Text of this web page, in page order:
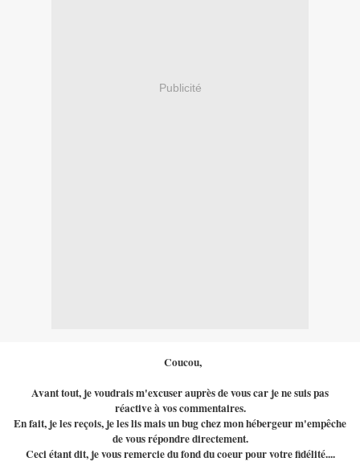
Publicité
Coucou,
Avant tout, je voudrais m'excuser auprès de vous car je ne suis pas
réactive à vos commentaires.
En fait, je les reçois, je les lis mais un bug chez mon hébergeur m'empêche
de vous répondre directement.
Ceci étant dit, je vous remercie du fond du coeur pour votre fidélité....